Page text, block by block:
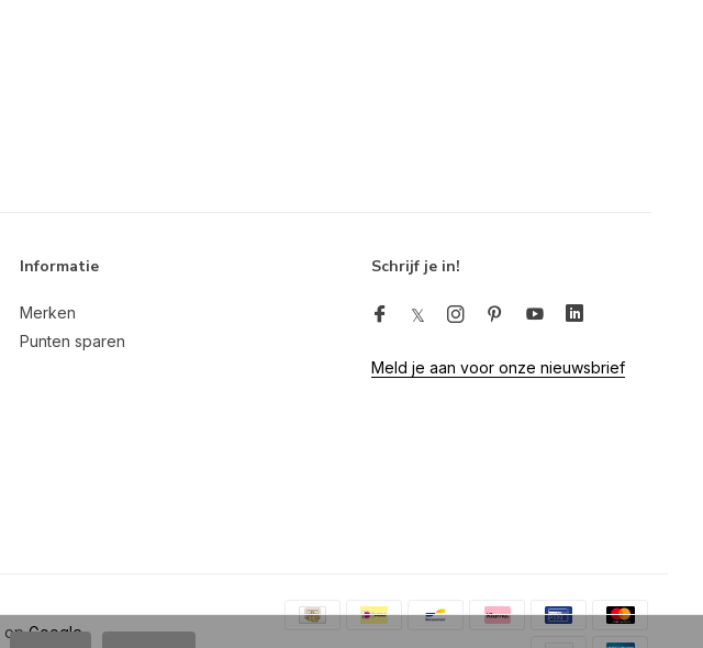
Informatie
Merken
Punten sparen
Schrijf je in!
Meld je aan voor onze nieuwsbrief
opGoogle